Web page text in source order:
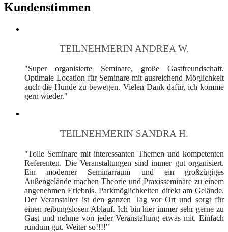
Kundenstimmen
TEILNEHMERIN ANDREA W.
"Super organisierte Seminare, große Gastfreundschaft.
Optimale Location für Seminare mit ausreichend Möglichkeit
auch die Hunde zu bewegen. Vielen Dank dafür, ich komme
gern wieder."
TEILNEHMERIN SANDRA H.
"Tolle Seminare mit interessanten Themen und kompetenten
Referenten. Die Veranstaltungen sind immer gut organisiert.
Ein moderner Seminarraum und ein großzügiges
Außengelände machen Theorie und Praxisseminare zu einem
angenehmen Erlebnis. Parkmöglichkeiten direkt am Gelände.
Der Veranstalter ist den ganzen Tag vor Ort und sorgt für
einen reibungslosen Ablauf. Ich bin hier immer sehr gerne zu
Gast und nehme von jeder Veranstaltung etwas mit. Einfach
rundum gut. Weiter so!!!!"